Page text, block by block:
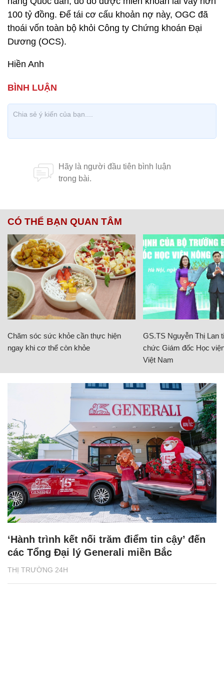
100 tỷ đồng. Để tái cơ cấu khoản nợ này, OGC đã
thoái vốn toàn bộ khỏi Công ty Chứng khoán Đại
Dương (OCS).
Hiền Anh
CÓ THỂ BẠN QUAN TÂM
Chăm sóc sức khỏe cần thực hiện
ngay khi cơ thể còn khỏe
GS.TS Nguyễn Thị Lan
chức Giám đốc Học
Việt Nam
THỊ TRƯỜNG 24H
‘Hành trình kết nối trăm điểm tin cậy’ đến
các Tổng Đại lý Generali miền Bắc